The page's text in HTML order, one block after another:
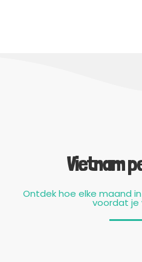
Vietnam
Ontdek hoe elke maand
voordat je